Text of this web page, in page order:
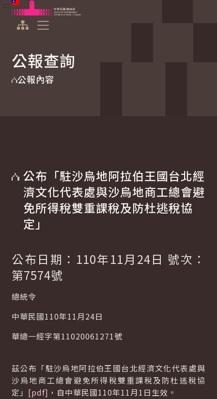
跳到主要內容
中華民國總統府
公報查詢
公報內容
公布「駐沙烏地阿拉伯王國台北經
濟文化代表處與沙烏地商工總會避
免所得稅雙重課稅及防杜逃稅協
定」
公布日期：110年11月24日 號次：
第7574號
總統令
中華民國110年11月24日
華總一經字第11020061271號
茲公布「駐沙烏地阿拉伯王國台北經濟文化代表處與
沙烏地商工總會避免所得稅雙重課稅及防杜逃稅協
定」 [pdf] ，自中華民國110年11月1日生效。